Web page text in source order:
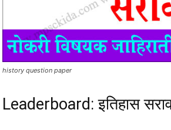
history question paper
Leaderboard: इतिहास